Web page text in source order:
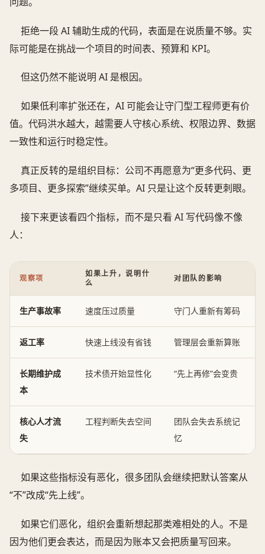
拒绝一段 AI 辅助生成的代码，表面是在说质量不够。实
际可能是在挑战一个项目的时间表、预算和 KPI。
但这仍然不能说明 AI 是根因。
如果低利率扩张还在，AI 可能会让守门型工程师更有价
值。代码洪水越大，越需要人守核心系统、权限边界、数据
一致性和运行时稳定性。
真正反转的是组织目标：公司不再愿意为“更多代码、更
多项目、更多探索”继续买单。AI 只是让这个反转更刺眼。
接下来更该看四个指标，而不是只看 AI 写代码像不像
人：
观察项
如果上升，说明什
么
对团队的影响
生产事故率 速度压过质量 守门人重新有筹码
返工率 快速上线没有省钱 管理层会重新算账
长期维护成
本
技术债开始显性化 “先上再修”会变贵
核心人才流
失
工程判断失去空间
团队会失去系统记
忆
如果这些指标没有恶化，很多团队会继续把默认答案从
“不”改成“先上线”。
如果它们恶化，组织会重新想起那类难相处的人。不是
因为他们更会表达，而是因为账本又会把质量写回来。